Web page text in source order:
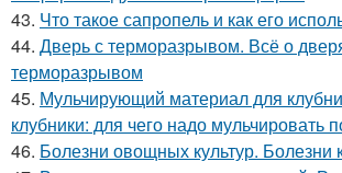
43. Что такое сапропель и как его
44. Дверь с терморазрывом. Всё о
терморазрывом
45. Мульчирующий материал для
клубники: для чего надо мульчировать
46. Болезни овощных культур. Болезни